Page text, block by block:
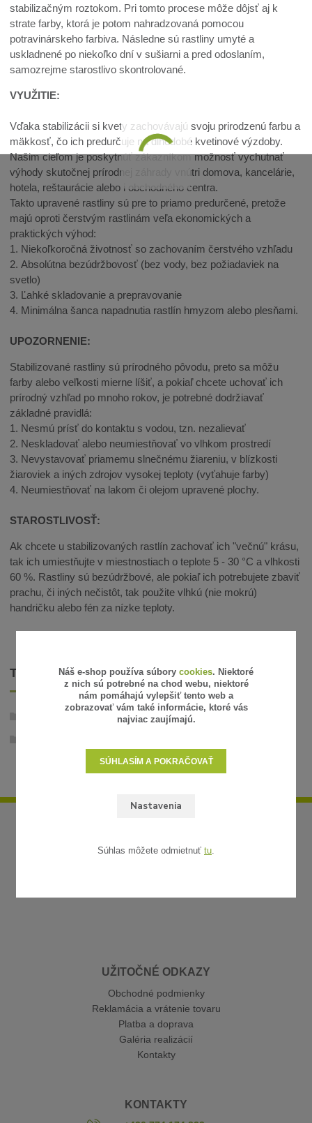
stabilizačným roztokom. Pri tomto procese môže dôjsť aj k
strate farby, ktorá je potom nahradzovaná pomocou
potravinárskeho farbiva. Následne sú rastliny umyté a
uskladnené po niekoľko dní v sušiarni a pred odoslaním,
samozrejme starostlivo skontrolované.
VYUŽITIE:
Vďaka stabilizácii si kvety zachovávajú svoju prirodzenú farbu a
mäkkosť, čo ich predurčuje na dlhodobé kvetinové výzdoby.
Našim cieľom je poskytnúť zákazníkom možnosť vychutnať
výhody skutočnej prírodnej záhrady vnútri domova, kancelárie,
hotela, reštaurácie alebo i obchodného centra.
Takto upravené rastliny sú pre to priamo predurčené, pretože
majú oproti čerstvým rastlinám veľa ekonomických a
praktických výhod:
1. Niekoľkoročná životnosť so zachovaním čerstvého vzhľadu
2. Absolútna bezúdržbovosť (bez vody, bez požiadaviek na
svetlo)
3. Ľahké skladovanie a prepravovanie
4. Minimálna šanca napadnutia rastlín hmyzom alebo plesňami.
UPOZORNENIE:
Stabilizované rastliny sú prírodného pôvodu, preto sa môžu
farby alebo veľkosti mierne líšiť, a pokiaľ chcete uchovať ich
prírodný vzhľad po mnoho rokov, je potrebné dodržiavať
základné pravidlá:
1. Nesmú prísť do kontaktu s vodou, tzn. nezalievať
2. Neskladovať alebo neumiestňovať vo vlhkom prostredí
3. Nevystavovať priamemu slnečnému žiareniu, v blízkosti
žiaroviek a iných zdrojov vysokej teploty (vyťahuje farby)
4. Neumiestňovať na lakom či olejom upravené plochy.
STAROSTLIVOSŤ:
Ak chcete u stabilizovaných rastlín zachovať ich "večnú" krásu,
tak ich umiestňujte v miestnostiach o teplote 5 - 30 °C a vlhkosti
60 %. Rastliny sú bezúdržbové, ale pokiaľ ich potrebujete zbaviť
prachu, či iných nečistôt, tak použite vlhkú (nie mokrú)
handričku alebo fén za nízke teploty.
TOVAR ZARADENÝ V KATEGÓRIÁCH
Stabilizované rastliny
UŽITOČNÉ ODKAZY
Obchodné podmienky
Reklamácia a vrátenie tovaru
Platba a doprava
Galéria realizácií
Kontakty
KONTAKTY
Náš e-shop používa súbory cookies. Niektoré
z nich sú potrebné na chod webu, niektoré
nám pomáhajú vylepšiť tento web a
zobrazovať vám také informácie, ktoré vás
najviac zaujímajú.
Nastavenia
SÚHLASÍM A POKRAČOVAŤ
Súhlas môžete odmietnuť tu